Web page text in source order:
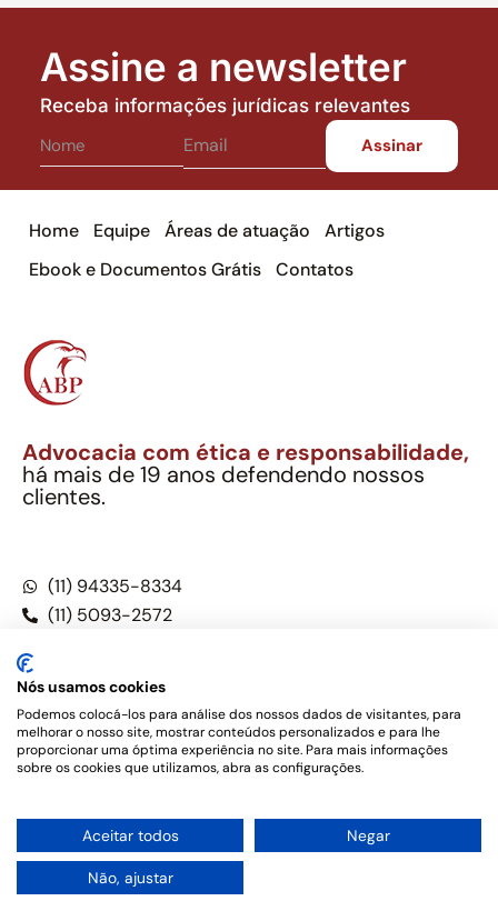
Assine a newsletter
Receba informações jurídicas relevantes
Home Equipe Áreas de atuação
Artigos
Ebook e Documentos Grátis
Contatos
Advocacia com ética e responsabilidade,
há mais de 19 anos defendendo nossos
clientes.
(11) 94335-8334
(11) 5093-2572
Este site não é um produto Meta Platforms, Inc., Google LLC,
tampouco oferece serviços públicos oficiais. Somos um
o Código de Ética e Disciplina da OAB do Brasil – Alexandre
Berthe Pinto Soc. de Adv, OAB/SP nº 22477 –Política de
Privacidade e Termos de uso
Nós usamos cookies
Podemos colocá-los para análise dos nossos dados de visitantes, para
melhorar o nosso site, mostrar conteúdos personalizados e para lhe
proporcionar uma óptima experiência no site. Para mais informações
sobre os cookies que utilizamos, abra as configurações.
Aceitar todos Negar
Não, ajustar